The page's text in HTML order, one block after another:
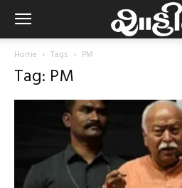
Home Tags PM
Tag: PM